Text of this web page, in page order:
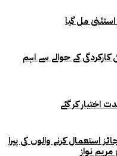
مل گیا
کارکردگی کے حوالے سے اہم
اختیار کر گئے
استعمال کرنے والوں کی پیرا